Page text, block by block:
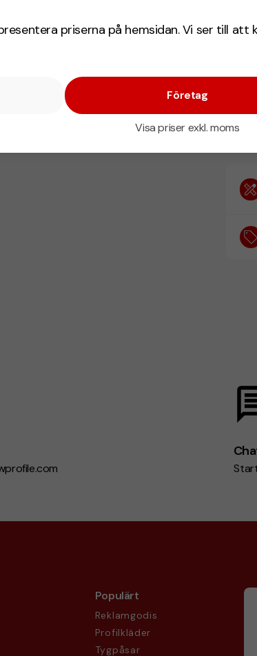
priserna på hemsidan. Vi ser till att
Företag
Visa priser exkl. moms
Populärt
Reklamgodis
Profilkläder
Tygpåsar